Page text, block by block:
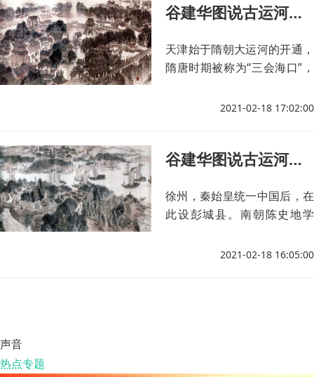
谷建华图说古运河之“天津趣事”
天津始于隋朝大运河的开通，
隋唐时期被称为“三会海口”，
2021-02-18 17:02:00
谷建华图说古运河之“徐州趣事”
徐州，秦始皇统一中国后，在
此设彭城县。南朝陈史地学
道:“彭城险固，由来非攻所能
2021-02-18 16:05:00
声音
热点专题